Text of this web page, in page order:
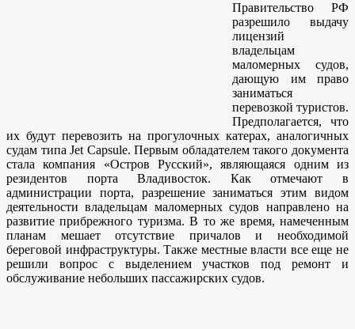
Правительство РФ
разрешило выдачу
лицензий
владельцам
маломерных судов,
дающую им право
заниматься
перевозкой туристов.
Предполагается, что
их будут перевозить на прогулочных катерах, аналогичных
судам типа Jet Capsule. Первым обладателем такого документа
стала компания «Остров Русский», являющаяся одним из
резидентов порта Владивосток. Как отмечают в
администрации порта, разрешение заниматься этим видом
деятельности владельцам маломерных судов направлено на
развитие прибрежного туризма. В то же время, намеченным
планам мешает отсутствие причалов и необходимой
береговой инфраструктуры. Также местные власти все еще не
решили вопрос с выделением участков под ремонт и
обслуживание небольших пассажирских судов.